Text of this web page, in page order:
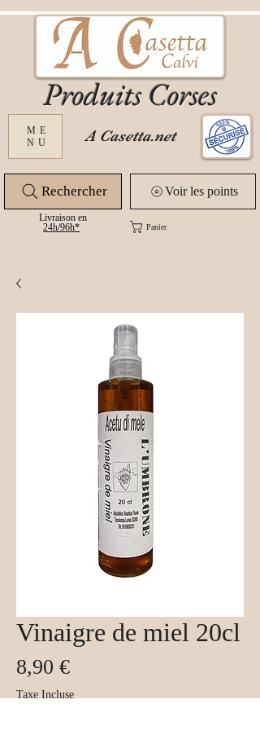
ME
NU
Produits Corses
Livraison en
24h/96h* Panier
Voir les points
A Casetta.net
Rechercher
Vinaigre de miel 20cl
8,90 €Prix
Taxe Incluse